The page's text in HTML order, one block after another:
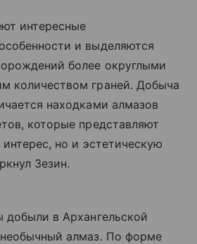
интересные
и выделяются
более округлыми
количеством граней. Добыча
находками алмазов
которые представляют
но и эстетическую
Зезин.
добыли в Архангельской
алмаз. По форме